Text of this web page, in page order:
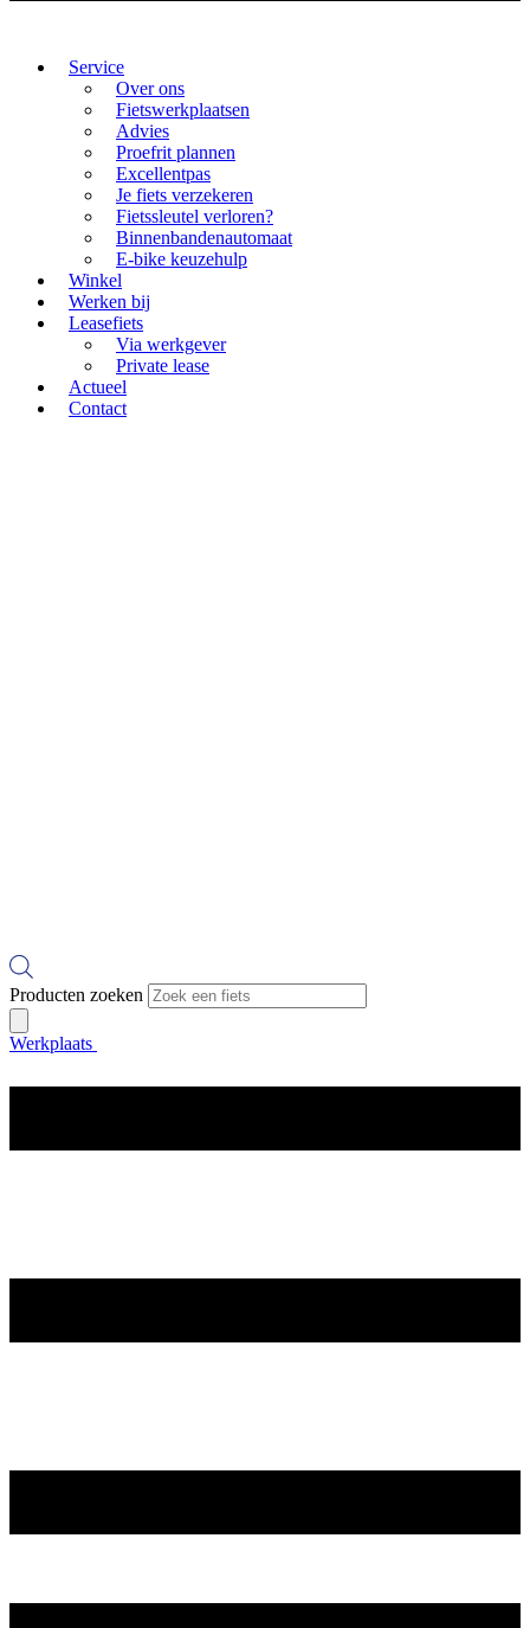
Service
Over ons
Fietswerkplaatsen
Advies
Proefrit plannen
Excellentpas
Je fiets verzekeren
Fietssleutel verloren?
Binnenbandenautomaat
E-bike keuzehulp
Winkel
Werken bij
Leasefiets
Via werkgever
Private lease
Actueel
Contact
Producten zoeken
Werkplaats